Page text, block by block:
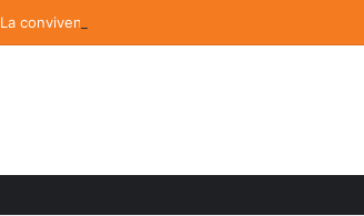
La convivencia familiar marca el cierre del Curso de